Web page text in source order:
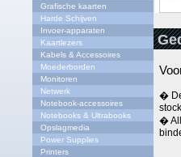
Grafische kaarten
Harde Schijven
Invoer-apparaten
Kaartlezers
Kabels & Accessoires
Moederborden
Monitoren
Netwerk
Notebook-accessoires
Notebooks & Ultrabooks
Opslagmedia
Power Supplies
Printers
�
�